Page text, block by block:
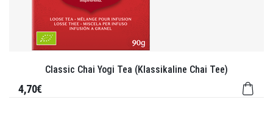
Classic Chai Yogi Tea (Klassikaline Chai Tee)
4,70€